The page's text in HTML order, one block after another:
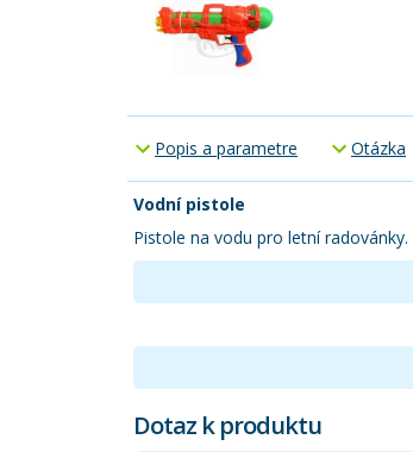
Popis a parametre Otázka
Vodní pistole
Pistole na vodu pro letní radovánky.
Dotaz k produktu